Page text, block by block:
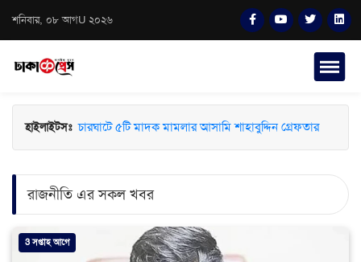
শনিবার, ০৮ আগU ২০২৬
হাইলাইটসঃ চারঘাটে ৫টি মাদক মামলার আসামি শাহাবুদ্দিন গ্রেফতার
রাজনীতি এর সকল খবর
3 সপ্তাহ আগে